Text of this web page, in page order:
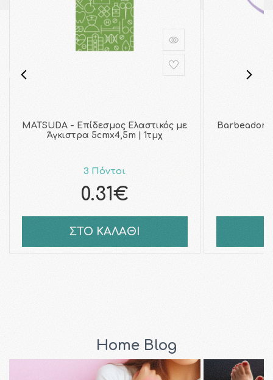
MATSUDA - Επίδεσμος Ελαστικός με
Άγκιστρα 5cmx4,5m | 1τμχ
3 Πόντοι
0.31€
ΣΤΟ ΚΑΛΑΘΙ
Barbeador
Home Blog